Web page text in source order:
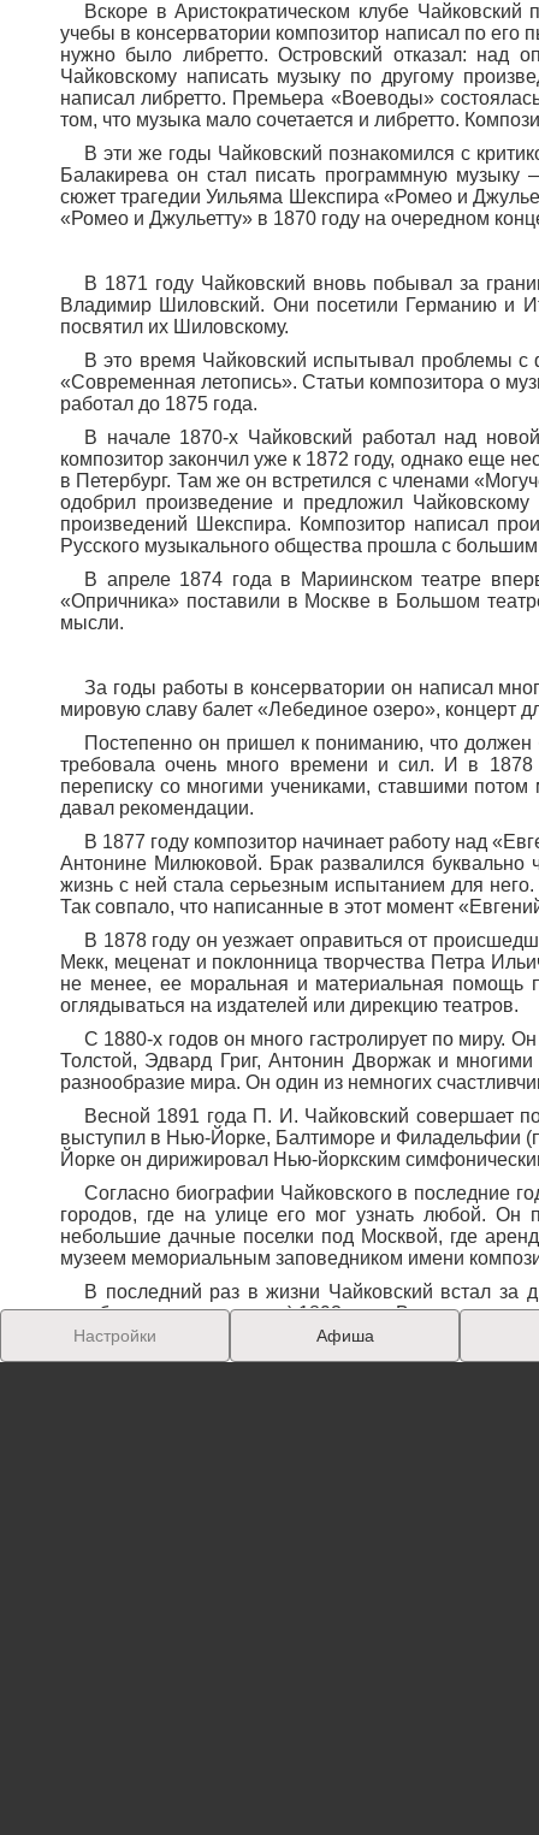
Вскоре в Аристократическом клубе
учебы в консерватории композитор написал по его
нужно было либретто. Островский отказал: над
Чайковскому написать музыку по другому
написал либретто. Премьера «Воеводы»
том, что музыка мало сочетается и либретто.
В эти же годы Чайковский познакомился с
Балакирева он стал писать программную
сюжет трагедии Уильяма Шекспира «Ромео и
«Ромео и Джульетту» в 1870 году на очередном
В 1871 году Чайковский вновь побывал за
Владимир Шиловский. Они посетили Германию и
посвятил их Шиловскому.
В это время Чайковский испытывал проблемы с
«Современная летопись». Статьи композитора о
работал до 1875 года.
В начале 1870-х Чайковский работал над
композитор закончил уже к 1872 году, однако еще
в Петербург. Там же он встретился с членами
одобрил произведение и предложил
произведений Шекспира. Композитор написал
Русского музыкального общества прошла с
В апреле 1874 года в Мариинском театре
«Опричника» поставили в Москве в Большом
мысли.
За годы работы в консерватории он написал
мировую славу балет «Лебединое озеро», концерт
Постепенно он пришел к пониманию, что
требовала очень много времени и сил. И в 1878
переписку со многими учениками, ставшими
давал рекомендации.
В 1877 году композитор начинает работу над
Антонине Милюковой. Брак развалился буквально
жизнь с ней стала серьезным испытанием для
Так совпало, что написанные в этот момент
В 1878 году он уезжает оправиться от
Мекк, меценат и поклонница творчества Петра
не менее, ее моральная и материальная помощь
оглядываться на издателей или дирекцию театров.
С 1880-х годов он много гастролирует по миру.
Толстой, Эдвард Григ, Антонин Дворжак и многими
разнообразие мира. Он один из немногих
Весной 1891 года П. И. Чайковский совершает
выступил в Нью-Йорке, Балтиморе и Филадельфии
Йорке он дирижировал Нью-йоркским
Согласно биографии Чайковского в последние
городов, где на улице его мог узнать любой. Он
небольшие дачные поселки под Москвой, где
музеем мемориальным заповедником имени
В последний раз в жизни Чайковский встал за
октября по новому стилю) 1893 года. Во втором
Умер он в 1893 году неожиданно. Врачи
ему подали в одном из ресторанов стакан
Настройки Афиша